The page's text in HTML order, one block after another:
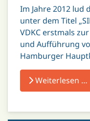
Im Jahre 2012 lud
unter dem Titel
VDKC erstmals
und Aufführung
Hamburger
Weiterlesen …